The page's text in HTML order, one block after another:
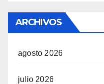
ARCHIVOS
agosto 2026
julio 2026